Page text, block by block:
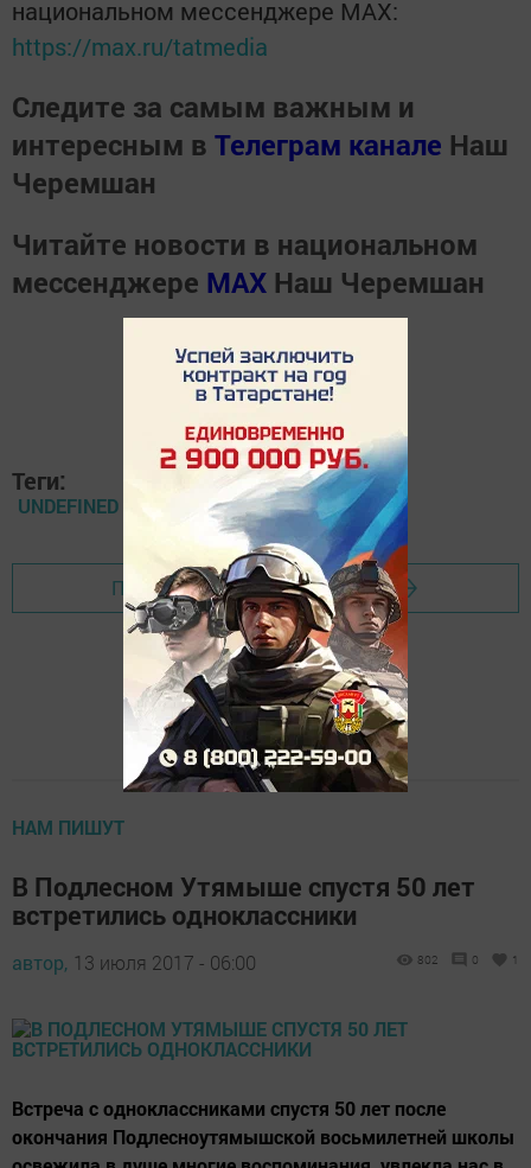
национальном мессенджере MАХ:
https://max.ru/tatmedia
Следите за самым важным и
интересным в Телеграм канале Наш
Черемшан
Читайте новости в национальном
мессенджере MАХ Наш Черемшан
Теги:
UNDEFINED
Перейти на страницу новости
НАМ ПИШУТ
В Подлесном Утямыше спустя 50 лет
встретились одноклассники
автор, 13 июля 2017 - 06:00 802 0 1
Встреча с одноклассниками спустя 50 лет после
окончания Подлесноутямышской восьмилетней школы